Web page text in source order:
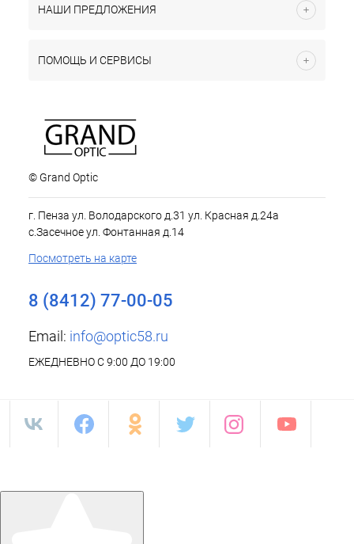
НАШИ ПРЕДЛОЖЕНИЯ
ПОМОЩЬ И СЕРВИСЫ
© Grand Optic
г. Пенза ул. Володарского д.31 ул. Красная д.24а
с.Засечное ул. Фонтанная д.14
Посмотреть на карте
8 (8412) 77-00-05
Email: info@optic58.ru
ЕЖЕДНЕВНО С 9:00 ДО 19:00